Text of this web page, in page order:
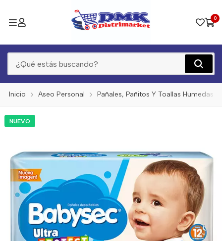
0
Inicio Aseo Personal Pañales, Pañitos Y Toallas Humedas
NUEVO